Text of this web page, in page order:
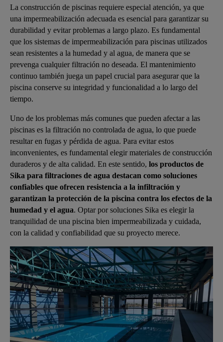
La construcción de piscinas requiere especial atención, ya que
una impermeabilización adecuada es esencial para garantizar su
durabilidad y evitar problemas a largo plazo. Es fundamental
que los sistemas de impermeabilización para piscinas utilizados
sean resistentes a la humedad y al agua, de manera que se
prevenga cualquier filtración no deseada. El mantenimiento
continuo también juega un papel crucial para asegurar que la
piscina conserve su integridad y funcionalidad a lo largo del
tiempo.
Uno de los problemas más comunes que pueden afectar a las
piscinas es la filtración no controlada de agua, lo que puede
resultar en fugas y pérdida de agua. Para evitar estos
inconvenientes, es fundamental elegir materiales de construcción
duraderos y de alta calidad. En este sentido, los productos de
Sika para filtraciones de agua destacan como soluciones
confiables que ofrecen resistencia a la infiltración y
garantizan la protección de la piscina contra los efectos de la
humedad y el agua. Optar por soluciones Sika es elegir la
tranquilidad de una piscina bien impermeabilizada y cuidada,
con la calidad y confiabilidad que su proyecto merece.